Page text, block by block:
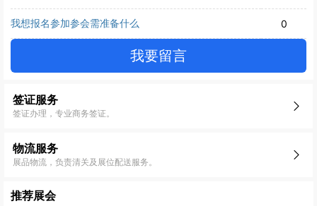
我想报名参加参会需准备什么 0
我要留言
签证服务
签证办理，专业商务签证。
物流服务
展品物流，负责清关及展位配送服务。
推荐展会